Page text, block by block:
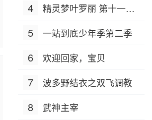
4
精灵梦叶罗丽 第十一季
5 一站到底少年季第二季
6 欢迎回家，宝贝
7 波多野结衣之双飞调教
8 武神主宰